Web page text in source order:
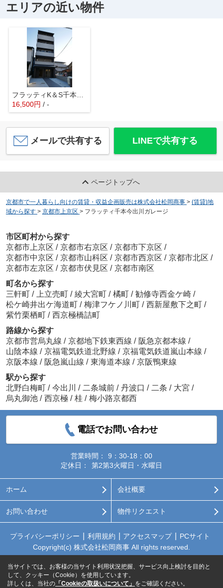
エリアの近い物件
フラッティK＆S千本寺之内ガレージ
16,500円 / -
メールで共有する LINEで共有する
ページトップへ
京都市で一人暮らし向けの賃貸・収益企画販売は株式会社松岡商事 > (賃貸)地
域から探す > 京都市上京区 > フラッティ千本今出川ガレージ
市区町村から探す
京都市上京区 / 京都市右京区 / 京都市下京区 /
京都市中京区 / 京都市山科区 / 京都市西京区 / 京都市北区 /
京都市左京区 / 京都市伏見区 / 京都市南区
町名から探す
三軒町 / 上立売町 / 綾大宮町 / 橘町 / 勧修寺西金ケ崎 /
松ケ崎井出ケ海道町 / 梅津フケノ川町 / 西新屋敷下之町 /
紫竹栗栖町 / 西京極橋詰町
路線から探す
京都市営烏丸線 / 京都地下鉄東西線 / 阪急京都本線 /
山陰本線 / 京福電気鉄道北野線 / 京福電気鉄道嵐山本線 /
京阪本線 / 阪急嵐山線 / 東海道本線 / 京阪鴨東線
駅から探す
北野白梅町 / 今出川 / 二条城前 / 丹波口 / 二条 / 大宮 /
烏丸御池 / 西京極 / 桂 / 梅小路京都西
電話でお問い合わせ
営業時間：
9：30-18：00
定休日：
第2第3火曜日・水曜日
ホーム 会社概要
お問い合わせ 物件リクエスト
プライバシーポリシー 利用規約 アクセスマップ
PCサイト
Copyright(c) 株式会社松岡商事 All rights reserved.
当サイトでは、お客様の当サイト利用状況把握、サービス向上検討を目的と
して、クッキー（Cookie）を使用しています。
詳しくは、当社の 「Cookieの取扱いについて」 をご確認ください。